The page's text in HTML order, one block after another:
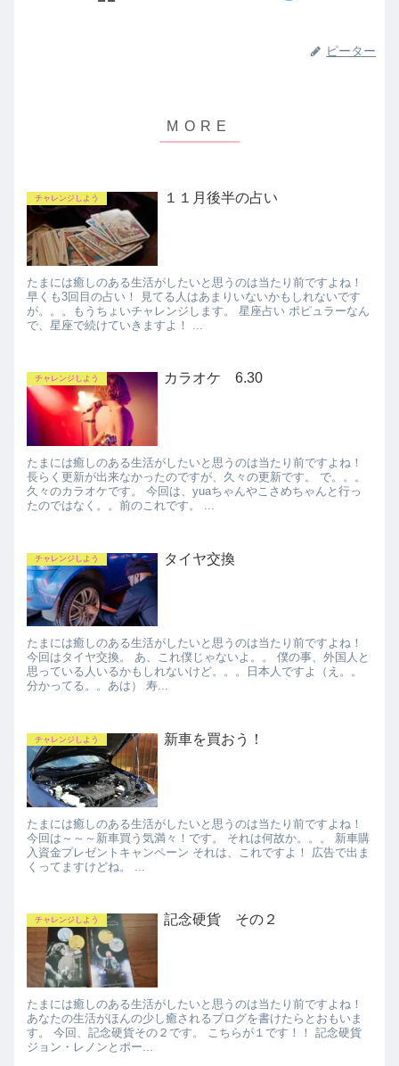
ピーター
チャレンジしよう １１月後半の占い
たまには癒しのある生活がしたいと思うのは当たり前ですよね！
早くも3回目の占い！ 見てる人はあまりいないかもしれないです
が。。。もうちょいチャレンジします。 星座占い ポピュラーなん
で、星座で続けていきますよ！ ...
チャレンジしよう カラオケ 6.30
たまには癒しのある生活がしたいと思うのは当たり前ですよね！
長らく更新が出来なかったのですが、久々の更新です。 で。。。
久々のカラオケです。 今回は、yuaちゃんやこさめちゃんと行っ
たのではなく。。前のこれです。 ...
チャレンジしよう タイヤ交換
たまには癒しのある生活がしたいと思うのは当たり前ですよね！
今回はタイヤ交換。 あ、これ僕じゃないよ。。 僕の事、外国人と
思っている人いるかもしれないけど。。。日本人ですよ（え。。
分かってる。。あは） 寿...
チャレンジしよう 新車を買おう！
たまには癒しのある生活がしたいと思うのは当たり前ですよね！
今回は～～～新車買う気満々！です。 それは何故か。。。 新車購
入資金プレゼントキャンペーン それは、これですよ！ 広告で出ま
くってますけどね。 ...
チャレンジしよう 記念硬貨 その２
たまには癒しのある生活がしたいと思うのは当たり前ですよね！
あなたの生活がほんの少し癒されるブログを書けたらとおもいま
す。 今回、記念硬貨その２です。 こちらが１です！！ 記念硬貨
ジョン・レノンとポー...